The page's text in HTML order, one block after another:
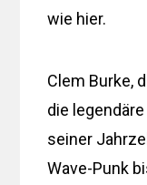
wie hier.
Clem Burke,
die
seiner
Wave-Punk